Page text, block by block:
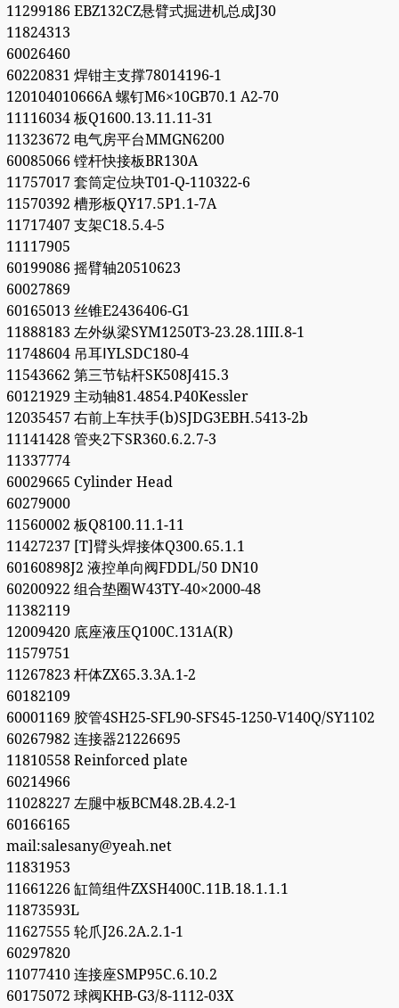
11299186 EBZ132CZ悬臂式掘进机总成J30
11824313
60026460
60220831 焊钳主支撑78014196-1
120104010666A 螺钉M6×10GB70.1 A2-70
11116034 板Q1600.13.11.11-31
11323672 电气房平台MMGN6200
60085066 镗杆快接板BR130A
11757017 套筒定位块T01-Q-110322-6
11570392 槽形板QY17.5P1.1-7A
11717407 支架C18.5.4-5
11117905
60199086 摇臂轴20510623
60027869
60165013 丝锥E2436406-G1
11888183 左外纵梁SYM1250T3-23.28.1III.8-1
11748604 吊耳ⅠYLSDC180-4
11543662 第三节钻杆SK508J415.3
60121929 主动轴81.4854.P40Kessler
12035457 右前上车扶手(b)SJDG3EBH.5413-2b
11141428 管夹2下SR360.6.2.7-3
11337774
60029665 Cylinder Head
60279000
11560002 板Q8100.11.1-11
11427237 [T]臂头焊接体Q300.65.1.1
60160898J2 液控单向阀FDDL/50 DN10
60200922 组合垫圈W43TY-40×2000-48
11382119
12009420 底座液压Q100C.131A(R)
11579751
11267823 杆体ZX65.3.3A.1-2
60182109
60001169 胶管4SH25-SFL90-SFS45-1250-V140Q/SY1102
60267982 连接器21226695
11810558 Reinforced plate
60214966
11028227 左腿中板BCM48.2B.4.2-1
60166165
mail:salesany@yeah.net
11831953
11661226 缸筒组件ZXSH400C.11B.18.1.1.1
11873593L
11627555 轮爪J26.2A.2.1-1
60297820
11077410 连接座SMP95C.6.10.2
60175072 球阀KHB-G3/8-1112-03X